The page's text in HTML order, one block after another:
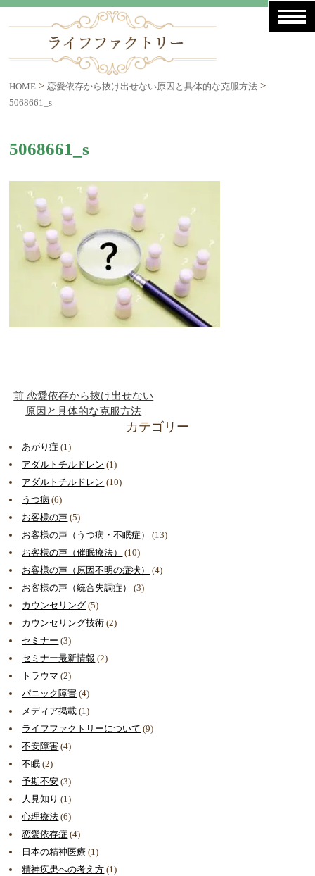
HOME >恋愛依存から抜け出せない原因と具体的な克服方法 >
5068661_s
5068661_s
前 恋愛依存から抜け出せない
原因と具体的な克服方法
カテゴリー
あがり症 (1)
アダルトチルドレン (1)
アダルトチルドレン (10)
うつ病 (6)
お客様の声 (5)
お客様の声（うつ病・不眠症）
(13)
お客様の声（催眠療法）
(10)
お客様の声（原因不明の症状）
(4)
お客様の声（統合失調症）
(3)
カウンセリング (5)
カウンセリング技術 (2)
セミナー (3)
セミナー最新情報 (2)
トラウマ (2)
パニック障害 (4)
メディア掲載 (1)
ライフファクトリーについて (9)
不安障害 (4)
不眠 (2)
予期不安 (3)
人見知り (1)
心理療法 (6)
恋愛依存症 (4)
日本の精神医療 (1)
精神疾患への考え方 (1)